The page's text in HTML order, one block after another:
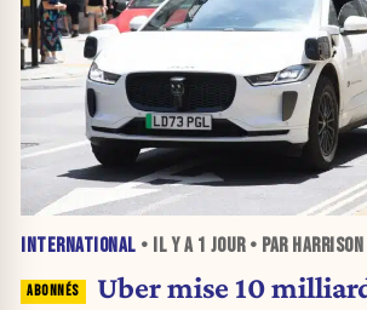
INTERNATIONAL • IL Y A 1 JOUR• PAR
Uber mise 10